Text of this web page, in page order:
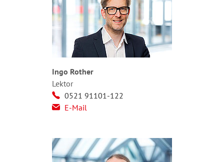
Ingo Rother
Lektor
0521 91101-122
E-Mail